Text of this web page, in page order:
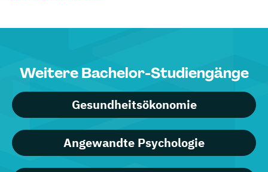
Weitere Bachelor-Studiengänge
Gesundheitsökonomie
Angewandte Psychologie